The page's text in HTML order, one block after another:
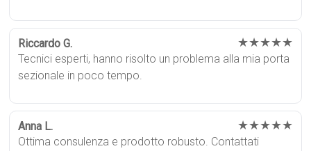
Riccardo G. ★★★★★
Tecnici esperti, hanno risolto un problema alla mia porta
sezionale in poco tempo.
Anna L. ★★★★★
Ottima consulenza e prodotto robusto. Contattati